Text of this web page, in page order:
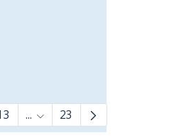
Use TAB to navigate.
... Ενδιάμεσες σελίδες Use
23